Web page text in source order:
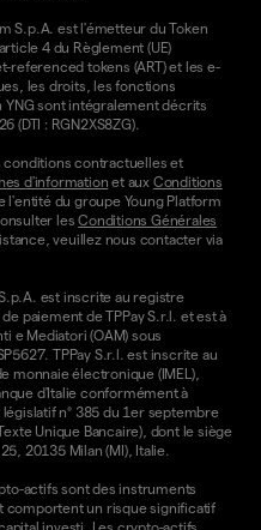
S.p.A. est l'émetteur du Token
4 du Règlement (UE)
referenced tokens (ART) et les e-
les droits, les fonctions
sont intégralement décrits
(DTI : RGN2XS8ZG).
contractuelles et
d'information et aux Conditions
l'entité du groupe Young Platform
lesConditions Générales
veuillez nous contacter via
est inscrite au registre
paiement de TPPay S.r.l. et est à
e Mediatori (OAM) sous
TPPay S.r.l. est inscrite au
monnaie électronique (IMEL),
d'Italie conformément à
n° 385 du 1er septembre
Unique Bancaire), dont le siège
20135 Milan (MI), Italie.
actifs sont des instruments
comportent un risque significatif